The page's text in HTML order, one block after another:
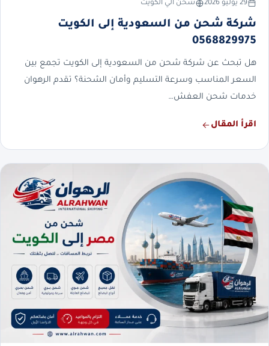
29 يوليو 2026 شحن الي الكويت
شركة شحن من السعودية إلى الكويت
0568829975
هل تبحث عن شركة شحن من السعودية إلى الكويت تجمع بين
السعر المناسب وسرعة التسليم وأمان الشحنة؟ تقدم الرهوان
خدمات شحن العفش…
اقرأ المقال